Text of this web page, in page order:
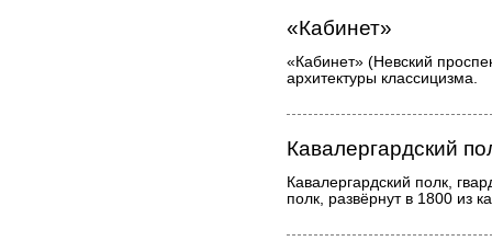
«Кабинет»
«Кабинет» (Невский
архитектуры классицизма.
Кавалергардский
Кавалергардский полк,
полк, развёрнут в 1800 из